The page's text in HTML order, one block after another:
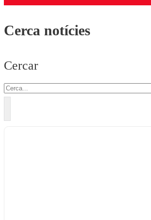
Cerca notícies
Cercar